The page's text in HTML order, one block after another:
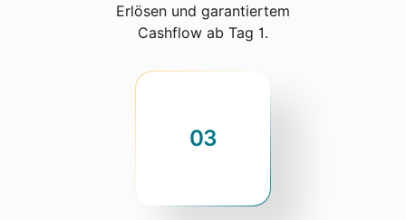
Erlösen und garantiertem
Cashflow ab Tag 1.
03